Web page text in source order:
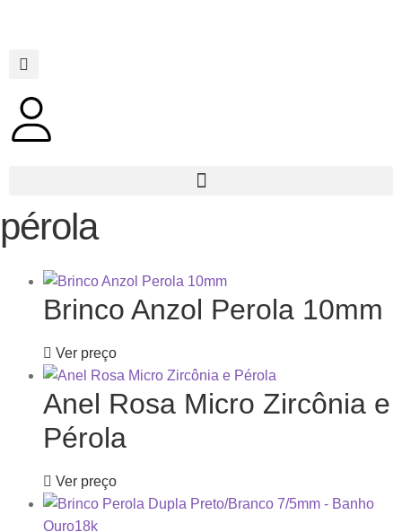
pérola
Brinco Anzol Perola 10mm
Ver preço
Anel Rosa Micro Zircônia e
Pérola
Ver preço